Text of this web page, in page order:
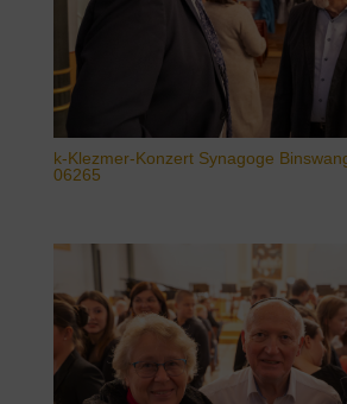
k-Klezmer-Konzert Synagoge
06265